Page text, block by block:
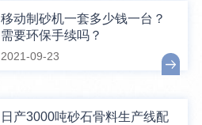
移动制砂机一套多少钱一台？
需要环保手续吗？
2021-09-23
日产3000吨砂石骨料生产线配